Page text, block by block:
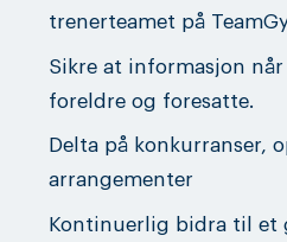
trenerteamet på
Sikre at informasjon
foreldre og foresatte.
Delta på konkurranser,
arrangementer
Kontinuerlig bidra til